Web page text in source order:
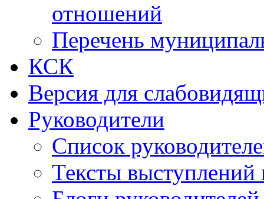
отношений
Перечень
КСК
Версия для
Руководители
Список
Тексты выступлений